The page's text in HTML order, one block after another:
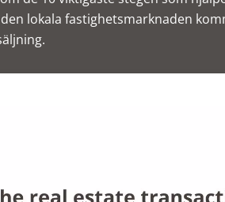
lokala fastighetsmarknaden